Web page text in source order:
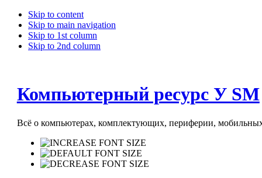
Skip to content
Skip to main navigation
Skip to 1st column
Skip to 2nd column
Компьютерный ресурс У SM
Всё о компьютерах, комплектующих, периферии, мобильных